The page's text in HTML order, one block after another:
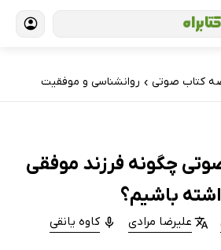
کتاب صوتی › روانشناسی و موفقیت
چگونه فرزند موفقی
باشیم؟
علیرضا مرادی کاوه یانقی